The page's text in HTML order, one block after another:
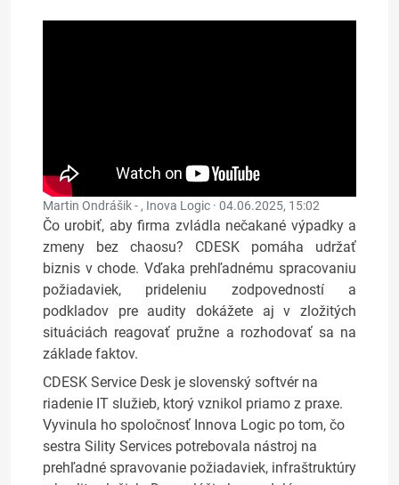
Martin Ondrášik - , Inova Logic · 04.06.2025, 15:02
Čo urobiť, aby firma zvládla nečakané výpadky a
zmeny bez chaosu? CDESK pomáha udržať
biznis v chode. Vďaka prehľadnému spracovaniu
požiadaviek, prideleniu zodpovedností a
podkladov pre audity dokážete aj v zložitých
situáciách reagovať pružne a rozhodovať sa na
základe faktov.
CDESK Service Desk je slovenský softvér na
riadenie IT služieb, ktorý vznikol priamo z praxe.
Vyvinula ho spoločnosť Innova Logic po tom, čo
sestra Sility Services potrebovala nástroj na
prehľadné spravovanie požiadaviek, infraštruktúry